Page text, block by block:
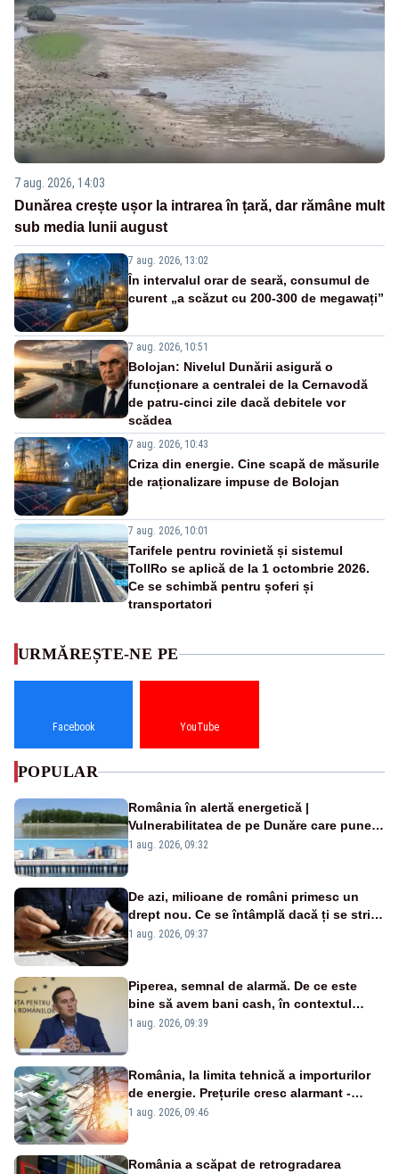
7 aug. 2026, 14:03
Dunărea crește ușor la intrarea în țară, dar rămâne mult
sub media lunii august
7 aug. 2026, 13:02
În intervalul orar de seară, consumul de
curent „a scăzut cu 200-300 de megawați”
7 aug. 2026, 10:51
Bolojan: Nivelul Dunării asigură o
funcționare a centralei de la Cernavodă
de patru-cinci zile dacă debitele vor
scădea
7 aug. 2026, 10:43
Criza din energie. Cine scapă de măsurile
de raționalizare impuse de Bolojan
7 aug. 2026, 10:01
Tarifele pentru rovinietă și sistemul
TollRo se aplică de la 1 octombrie 2026.
Ce se schimbă pentru șoferi și
transportatori
URMĂREȘTE-NE PE
Facebook YouTube
POPULAR
România în alertă energetică |
Vulnerabilitatea de pe Dunăre care pune
în pericol Centrala Cernavodă era
1 aug. 2026, 09:32
De azi, milioane de români primesc un
drept nou. Ce se întâmplă dacă ți se strică
un produs
1 aug. 2026, 09:37
Piperea, semnal de alarmă. De ce este
bine să avem bani cash, în contextul
alertei energetice?
1 aug. 2026, 09:39
România, la limita tehnică a importurilor
de energie. Prețurile cresc alarmant -
Analiză Realitatea Plus
1 aug. 2026, 09:46
România a scăpat de retrogradarea